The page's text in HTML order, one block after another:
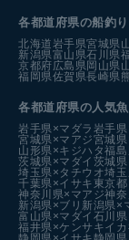
各都道府県の船釣
北海道岩手県宮城県
新潟県富山県石川県
京都府広島県岡山県
福岡県佐賀県長崎県
各都道府県の人気
岩手県×マダラ 岩手
宮城県×マアジ宮城
山形県×キジハタ福
茨城県×マダイ 茨城
埼玉県×タチウオ埼
千葉県×イサキ 東京
神奈川県×マアジ神
新潟県×ブリ 新潟県×
富山県×マダイ 石川
福井県×ケンサキイカ